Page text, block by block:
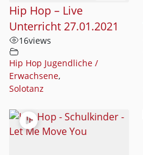
Hip Hop – Live
Unterricht 27.01.2021
16views
Hip Hop Jugendliche /
Erwachsene,
Solotanz